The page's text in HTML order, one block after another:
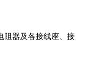
器及各接线座、接